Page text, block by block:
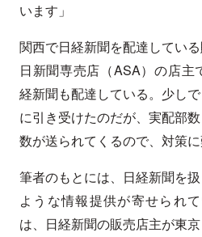
います」
関西で日経新聞を配達してい
日新聞専売店（ASA）の店主
経新聞も配達している。少し
に引き受けたのだが、実配部
数が送られてくるので、対策に
筆者のもとには、日経新聞を
ような情報提供が寄せられ
は、日経新聞の販売店主が東